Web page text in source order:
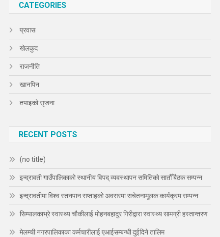
CATEGORIES
प्रवास
खेलकुद
राजनीति
खानपिन
तपाइको सृजना
RECENT POSTS
(no title)
इन्द्रावती गाउँपालिकाको स्थानीय विपद् व्यवस्थापन समितिको सातौँ बैठक सम्पन्न
इन्द्रावतीमा विश्व स्तनपान सप्ताहको अवसरमा सचेतनामूलक कार्यक्रम सम्पन्न
सिम्पालकाभ्रे स्वास्थ्य चौकीलाई मोहनबहादुर गिरीद्वारा स्वास्थ्य सामग्री हस्तान्तरण
मेलम्ची नगरपालिकाका कर्मचारीलाई एआईसम्बन्धी दुईदिने तालिम